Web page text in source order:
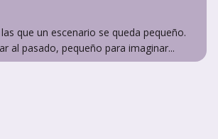
que un escenario se queda pequeño.
al pasado, pequeño para imaginar...